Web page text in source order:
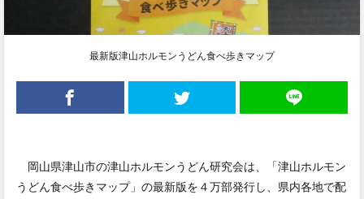
最新版津山ホルモンうどん食べ歩きマップ
岡山県津山市の津山ホルモンうどん研究会は、「津山ホルモン
うどん食べ歩きマップ」の最新版を４万部発行し、県内各地で配